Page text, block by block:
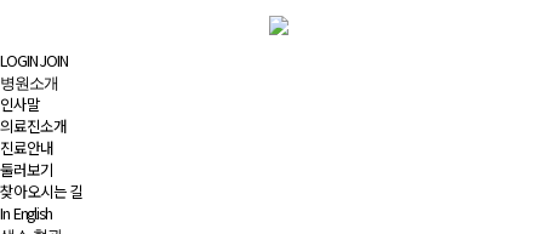
LOGINJOIN
병원소개
인사말
의료진소개
진료안내
둘러보기
찾아오시는 길
In English